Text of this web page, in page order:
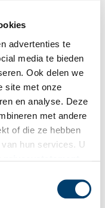
advertenties te
media te bieden
Ook delen we
site met onze
en analyse. Deze
met andere
of die ze hebben
hun services. U
naar Groene Eeuw
te
en het
dat er een hoop te